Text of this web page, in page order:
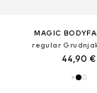
MAGIC
regular
44,90 €